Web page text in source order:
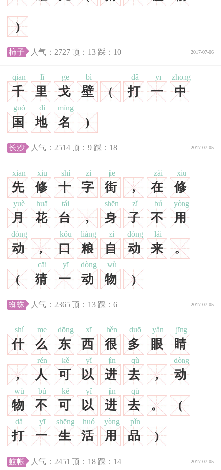
)
2017-07-06
柿子 人气： 2727 顶： 13 踩： 10
千
qiān
里
lǐ
戈
gē
壁
bì
( 打
dǎ
一
yī
中
zhōng
国
guó
地
dì
名
míng
)
2017-07-05
长沙 人气： 2514 顶： 9 踩： 18
先
xiān
修
xiū
十
shí
字
zì
街
jiē
, 在
zài
修
xiū
月
yuè
花
huā
台
tái
, 身
shēn
子
zǐ
不
bú
用
yòng
动
dòng
, 口
kǒu
粮
liáng
自
zì
动
dòng
来
lái
。
( 猜
cāi
一
yī
动
dòng
物
wù
)
2017-07-05
蜘蛛 人气： 2365 顶： 13 踩： 6
什
shí
么
me
东
dōng
西
xī
很
hěn
多
duō
眼
yǎn
睛
jīng
, 人
rén
可
kě
以
yǐ
进
jìn
去
qù
, 动
dòng
物
wù
不
bú
可
kě
以
yǐ
进
jìn
去
qù
。 (
打
dǎ
一
yī
生
shēng
活
huó
用
yòng
品
pǐn
)
2017-07-05
蚊帐 人气： 2451 顶： 18 踩： 14